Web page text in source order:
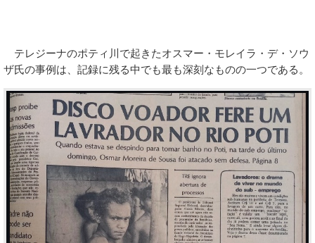
テレジーナのポティ川で起きたオスマー・モレイラ・デ・ソウ
ザ氏の事例は、記録に残る中でも最も深刻なものの一つである。